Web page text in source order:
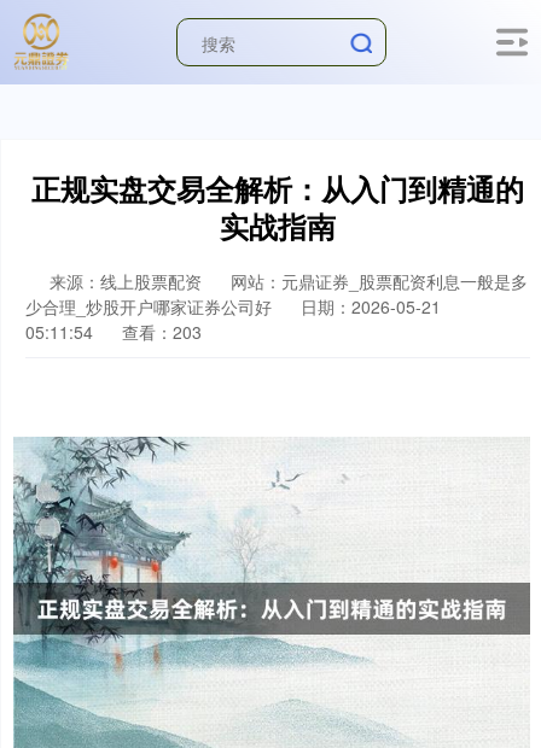
正规实盘交易全解析：从入门到精通的
实战指南
来源：线上股票配资
网站：元鼎证券_股票配资利息一般是多
少合理_炒股开户哪家证券公司好
日期：2026-05-21
05:11:54
查看：203